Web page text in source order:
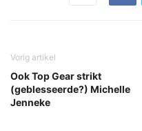
Vorig artikel
Ook Top Gear strikt
(geblesseerde?) Michelle
Jenneke